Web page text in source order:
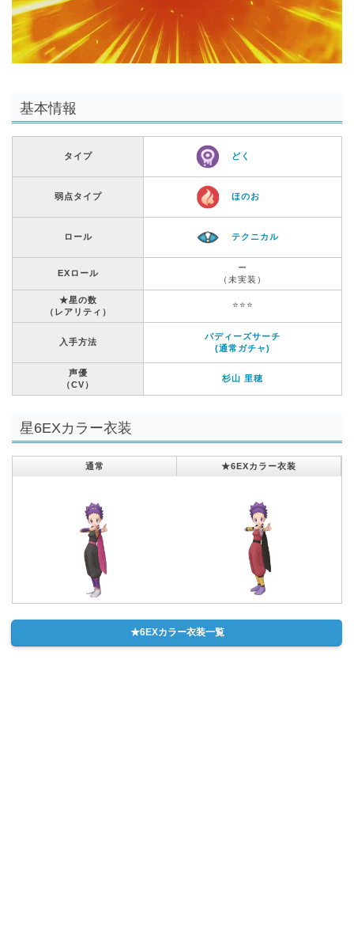
00:00 /01:00
基本情報
タイプ どく
弱点タイプ ほのお
ロール テクニカル
EXロール
ー
（未実装）
★星の数
（レアリティ）
⭐️⭐️⭐️
入手方法
バディーズサーチ
(通常ガチャ)
声優
（CV）
杉山 里穂
星6EXカラー衣装
通常 ★6EXカラー衣装
★6EXカラー衣装一覧